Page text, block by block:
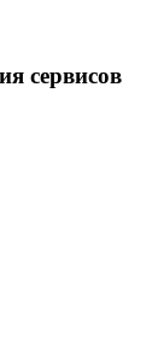
сервисов